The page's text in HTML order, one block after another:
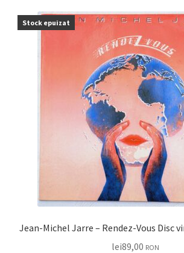
Stock epuizat
lei89,00 RON